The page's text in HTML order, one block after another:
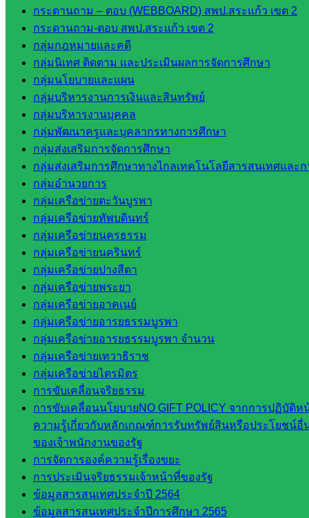
กระดานถาม – ตอบ (WEBBOARD) สพป.สระแก้ว เขต 2
กระดานถาม-ตอบ สพป.สระแก้ว เขต 2
กลุ่มกฎหมายและคดี
กลุ่มนิเทศ ติดตาม และประเมินผลการจัดการศึกษา
กลุ่มนโยบายและแผน
กลุ่มบริหารงานการเงินและสินทรัพย์
กลุ่มบริหารงานบุคคล
กลุ่มพัฒนาครูและบุคลากรทางการศึกษา
กลุ่มส่งเสริมการจัดการศึกษา
กลุ่มส่งเสริมการศึกษาทางไกลเทคโนโลยีสารสนเทศและ
กลุ่มอำนวยการ
กลุ่มเครือข่ายตะวันบูรพา
กลุ่มเครือข่ายทัพบดินทร์
กลุ่มเครือข่ายนครธรรม
กลุ่มเครือข่ายนครินทร์
กลุ่มเครือข่ายปางสีดา
กลุ่มเครือข่ายพระยา
กลุ่มเครือข่ายอาคเนย์
กลุ่มเครือข่ายอารยธรรมบูรพา
กลุ่มเครือข่ายอารยธรรมบูรพา จำนวน
กลุ่มเครือข่ายเทวาธิราช
กลุ่มเครือข่ายไตรมิตร
การขับเคลื่อนจริยธรรม
การขับเคลื่อนนโยบายNO GIFT POLICY จากการปฏิบัติห
ความรู้เกี่ยวกับหลักเกณฑ์การรับทรัพย์สินหรือประโยชน์อื่
ของเจ้าพนักงานของรัฐ
การจัดการองค์ความรู้เรื่องขยะ
การประเมินจริยธรรมเจ้าหน้าที่ของรัฐ
ข้อมูลสารสนเทศประจำปี 2564
ข้อมูลสารสนเทศประจำปีการศึกษา 2565
เว็บไซต์
กลุ่มงาน
ใน
สำนักงาน
กลุ่
มอำนวย
การ
กลุ่ม
บริหาร
งานงาน
เงินและ
สินทรัพย์
กลุ่มน
โยบาย
และแผน
กลุ่มส่ง
เสริมการ
จัดการ
ศึกษา
กลุ่ม
บริหาร
งาน
บุคคล
กลุ่ม
พัฒนาครู
และบุ
คลากรฯ